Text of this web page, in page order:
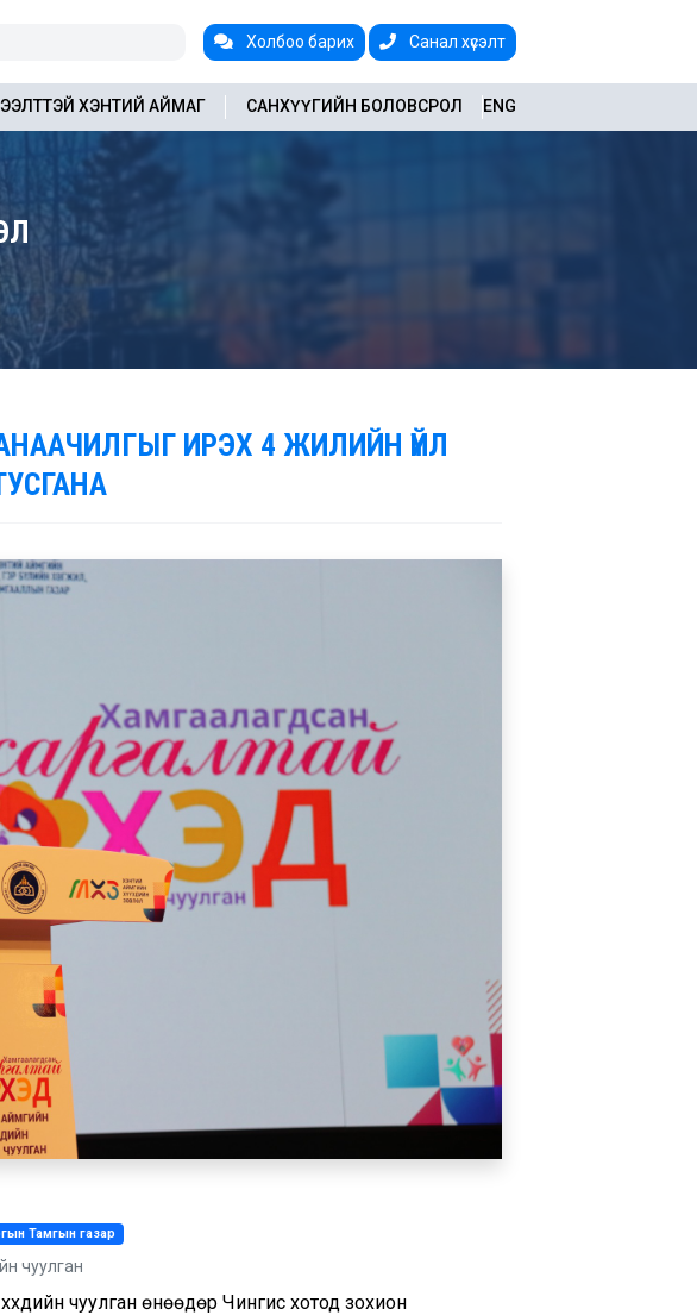
Холбоо барих Санал хүсэлт
ENG
ХЭНТИЙ АЙМАГ САНХҮҮГИЙН БОЛОВСРОЛ
ИРЭХ 4 ЖИЛИЙН ҮЙЛ
Тамгын газар
чуулган
чуулган өнөөдөр Чингис хотод зохион